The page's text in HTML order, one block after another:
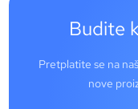
Budite
Pretplatite se na
nove